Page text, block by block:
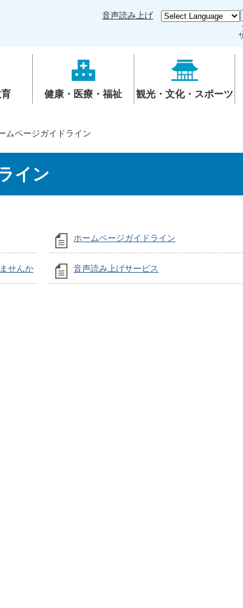
音声読み上げ
健康・医療・福祉 観光・文化・スポーツ
ムページガイドライン
イン
ホームページガイドライン
せんか 音声読み上げサービス